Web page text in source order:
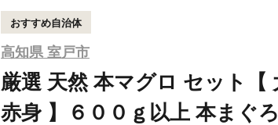
おすすめ自治体
高知県 室戸市
厳選 天然 本マグロ セット【
赤身 】６００ｇ以上 本まぐ